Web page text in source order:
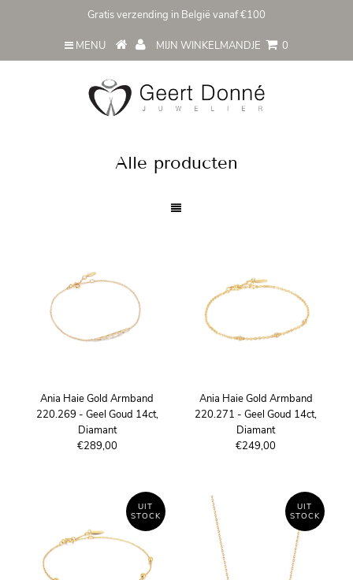
Gratis verzending in België vanaf €100
MENU MIJN WINKELMANDJE 0
Alle producten
Ania Haie Gold Armband
220.269 - Geel Goud 14ct,
Diamant
€289,00
Ania Haie Gold Armband
220.271 - Geel Goud 14ct,
Diamant
€249,00
UIT
STOCK
UIT
STOCK